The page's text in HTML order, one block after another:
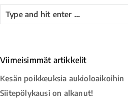
Viimeisimmät artikkelit
Kesän poikkeuksia aukioloaikoihin
Siitepölykausi on alkanut!